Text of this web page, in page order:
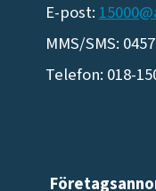
E-post:
MMS/SMS:
Telefon: 018-